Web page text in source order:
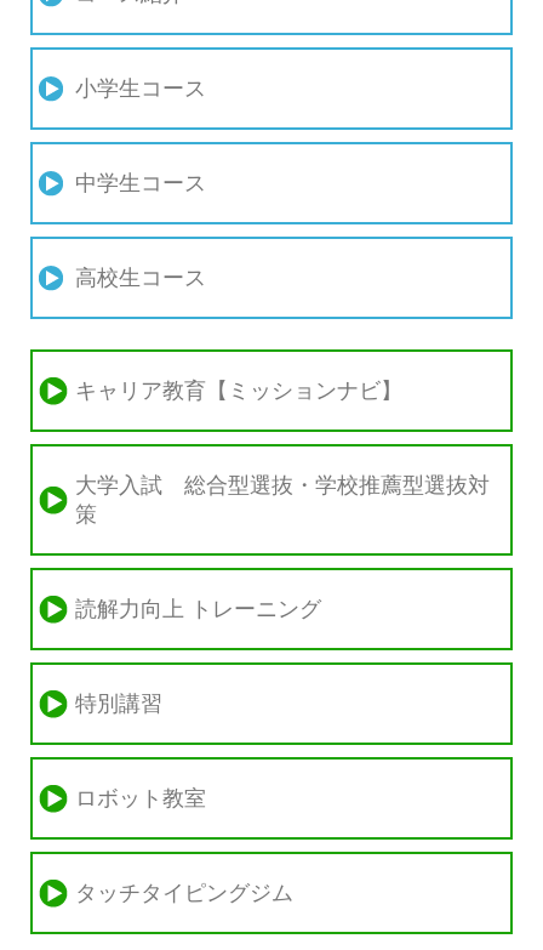
小学生コース
中学生コース
高校生コース
キャリア教育【ミッションナビ】
大学入試 総合型選抜・学校推薦型選抜対
策
読解力向上 トレーニング
特別講習
ロボット教室
タッチタイピングジム